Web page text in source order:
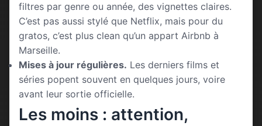
filtres par genre ou année, des vignettes claires.
C’est pas aussi stylé que Netflix, mais pour du
gratos, c’est plus clean qu’un appart Airbnb à
Marseille.
Mises à jour régulières. Les derniers films et
séries popent souvent en quelques jours, voire
avant leur sortie officielle.
Les moins : attention,